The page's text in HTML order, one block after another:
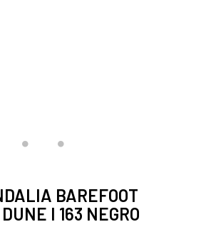
BAREFOOT
I 163 NEGRO